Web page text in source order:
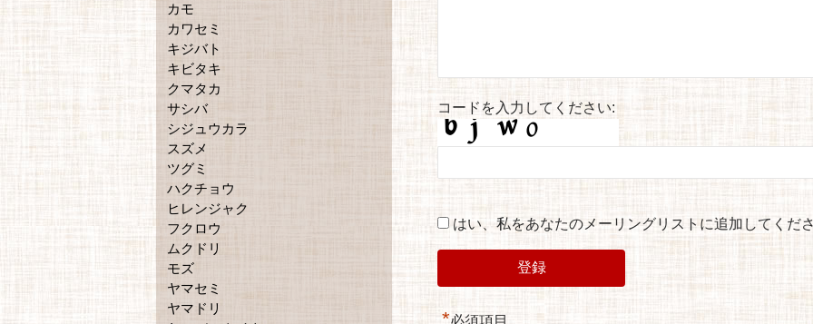
コードを入力してください:
はい、私をあなたのメーリングリストに追加してくだ
*必須項目
カモ
カワセミ
キジバト
キビタキ
クマタカ
サシバ
シジュウカラ
スズメ
ツグミ
ハクチョウ
ヒレンジャク
フクロウ
ムクドリ
モズ
ヤマセミ
ヤマドリ